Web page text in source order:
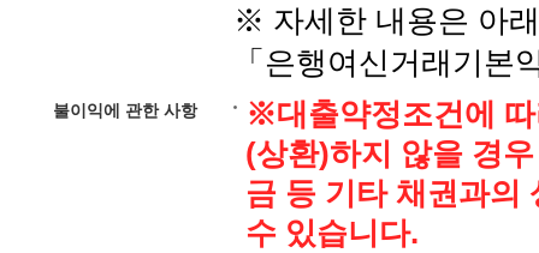
※ 자세한 내용은 아
「은행여신거래기
불이익에 관한 사항
※대출약정조건에
(상환)하지 않을 경
금 등 기타 채권과의
수 있습니다.